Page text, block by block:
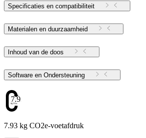
Specificaties en compatibiliteit
Materialen en duurzaamheid
Inhoud van de doos
Software en Ondersteuning
7.93
7.93 kg CO2e-voetafdruk